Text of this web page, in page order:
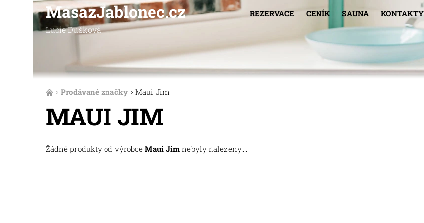
MasazJablonec.cz
Lucie Dušková
REZERVACE CENÍK SAUNA KONTAKTY
Prodávané značky Maui Jim
MAUI JIM
Žádné produkty od výrobceMaui Jim nebyly nalezeny....